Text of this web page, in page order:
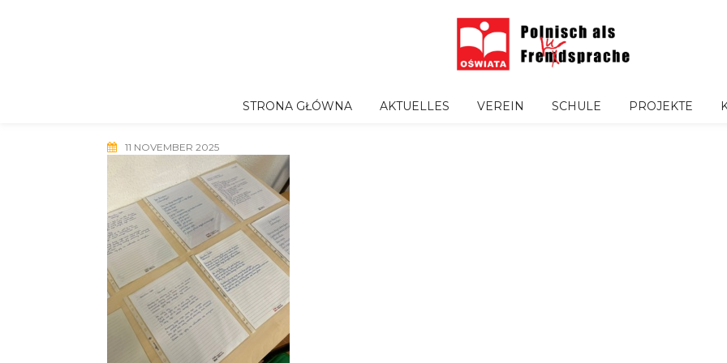
STRONA GŁÓWNA AKTUELLES VEREIN SCHULE PROJEKTE
11 NOVEMBER 2025